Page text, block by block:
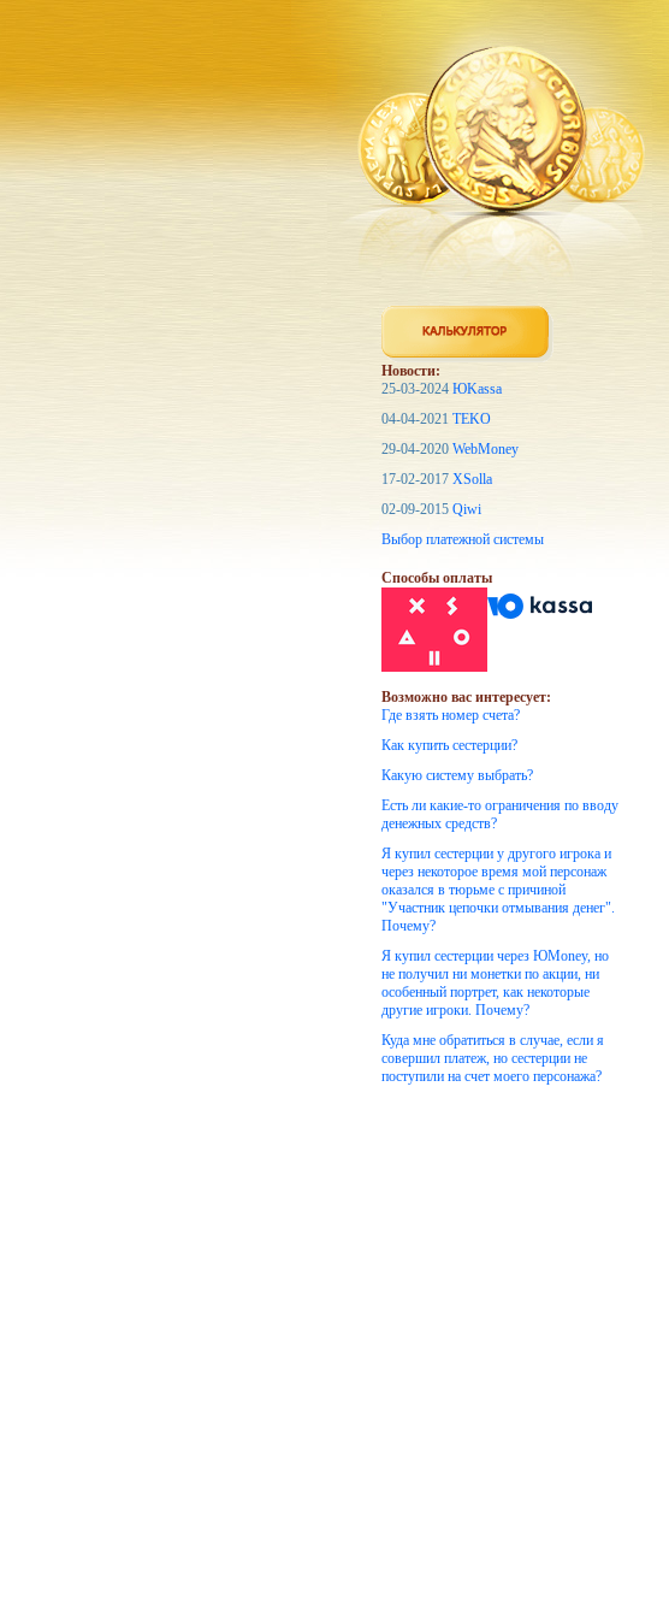
Новости:
25-03-2024 ЮKassa
04-04-2021 TEKO
29-04-2020 WebMoney
17-02-2017 XSolla
02-09-2015 Qiwi
Выбор платежной системы
Способы оплаты
Возможно вас интересует:
Где взять номер счета?
Как купить сестерции?
Какую систему выбрать?
Есть ли какие-то ограничения по вводу
денежных средств?
Я купил сестерции у другого игрока и
через некоторое время мой персонаж
оказался в тюрьме с причиной
"Участник цепочки отмывания денег".
Почему?
Я купил сестерции через ЮMoney, но
не получил ни монетки по акции, ни
особенный портрет, как некоторые
другие игроки. Почему?
Куда мне обратиться в случае, если я
совершил платеж, но сестерции не
поступили на счет моего персонажа?